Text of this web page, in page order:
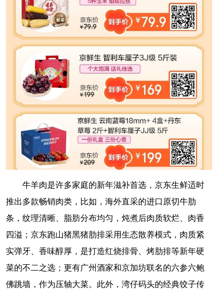
牛羊肉是许多家庭的新年滋补首选，京东生鲜适时
推出多款畅销肉类，比如，海外直采的进口原切牛肋
条，纹理清晰、脂肪分布均匀，炖煮后肉质软烂、肉香
四溢；京东跑山猪黑猪肋排采用生态散养模式，肉质紧
实弹牙、香味醇厚，是打造红烧排骨、烤肋排等新年硬
菜的不二之选；更有广州酒家和京加坊联名的六参六鲍
佛跳墙，作为压轴大菜。此外，湾仔码头的经典饺子传